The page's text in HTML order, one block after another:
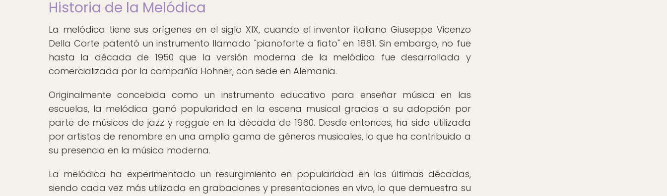
Historia de la Melódica
La melódica tiene sus orígenes en el siglo XIX, cuando el inventor italiano Giuseppe Vicenzo
Della Corte patentó un instrumento llamado "pianoforte a fiato" en 1861. Sin embargo, no fue
hasta la década de 1950 que la versión moderna de la melódica fue desarrollada y
comercializada por la compañía Hohner, con sede en Alemania.
Originalmente concebida como un instrumento educativo para enseñar música en las
escuelas, la melódica ganó popularidad en la escena musical gracias a su adopción por
parte de músicos de jazz y reggae en la década de 1960. Desde entonces, ha sido utilizada
por artistas de renombre en una amplia gama de géneros musicales, lo que ha contribuido a
su presencia en la música moderna.
La melódica ha experimentado un resurgimiento en popularidad en las últimas décadas,
siendo cada vez más utilizada en grabaciones y presentaciones en vivo, lo que demuestra su